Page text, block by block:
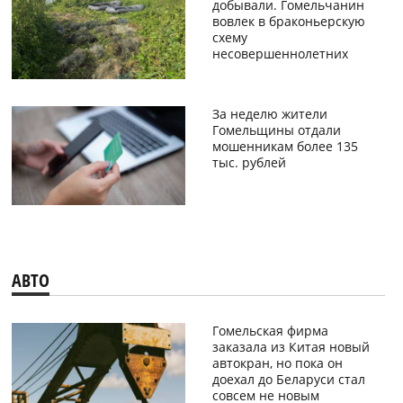
добывали. Гомельчанин
вовлек в браконьерскую
схему
несовершеннолетних
За неделю жители
Гомельщины отдали
мошенникам более 135
тыс. рублей
АВТО
Гомельская фирма
заказала из Китая новый
автокран, но пока он
доехал до Беларуси стал
совсем не новым